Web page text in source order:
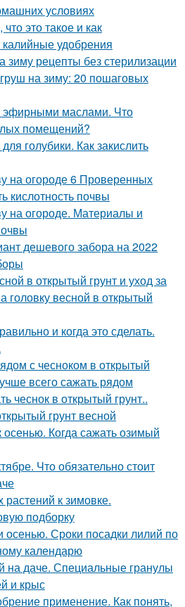
условиях
это такое и как
удобрения
зиму рецепты без стерилизации
на зиму: 20 пошаговых
эфирными маслами. Что
помещений?
голубики. Как закислить
на огороде 6 Проверенных
кислотность почвы
на огороде. Материалы и
дешевого забора на 2022
в открытый грунт и уход за
головку весной в открытый
и когда это сделать.
с чесноком в открытый
всего сажать рядом
чеснок в открытый грунт..
грунт весной
осенью. Когда сажать озимый
Что обязательно стоит
к зимовке.
подборку
осенью. Сроки посадки лилий по
календарю
даче. Специальные гранулы
и крыс
применение. Как понять,